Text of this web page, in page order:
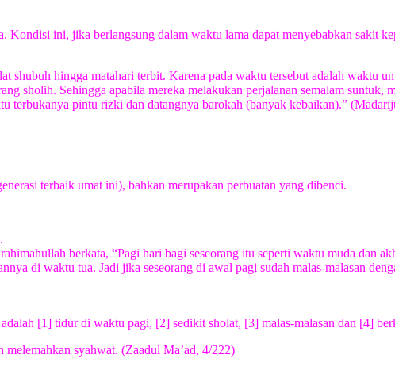
Kondisi ini, jika berlangsung dalam waktu lama dapat menyebabkan sakit
shubuh hingga matahari terbit. Karena pada waktu tersebut adalah waktu
sholih. Sehingga apabila mereka melakukan perjalanan semalam
terbukanya pintu rizki dan datangnya barokah (banyak kebaikan).”
terbaik umat ini), bahkan merupakan perbuatan yang dibenci.
berkata, “Pagi hari bagi seseorang itu seperti waktu muda dan
di waktu tua. Jadi jika seseorang di awal pagi sudah malas-malasan
[1] tidur di waktu pagi, [2] sedikit sholat, [3] malas-malasan dan [4]
syahwat. (Zaadul Ma’ad, 4/222)